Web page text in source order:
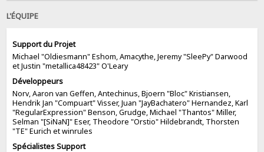
L'ÉQUIPE
Support du Projet
Michael "Oldiesmann" Eshom, Amacythe, Jeremy "SleePy" Darwood
et Justin "metallica48423" O'Leary
Développeurs
Norv, Aaron van Geffen, Antechinus, Bjoern "Bloc" Kristiansen,
Hendrik Jan "Compuart" Visser, Juan "JayBachatero" Hernandez, Karl
"RegularExpression" Benson, Grudge, Michael "Thantos" Miller,
Selman "[SiNaN]" Eser, Theodore "Orstio" Hildebrandt, Thorsten
"TE" Eurich et winrules
Spécialistes Support